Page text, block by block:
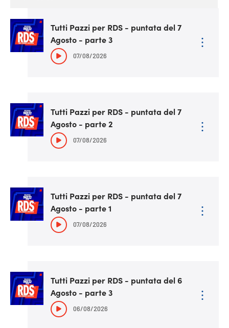
Tutti Pazzi per RDS - puntata del 7
Agosto - parte 3
07/08/2026
Tutti Pazzi per RDS - puntata del 7
Agosto - parte 2
07/08/2026
Tutti Pazzi per RDS - puntata del 7
Agosto - parte 1
07/08/2026
Tutti Pazzi per RDS - puntata del 6
Agosto - parte 3
06/08/2026